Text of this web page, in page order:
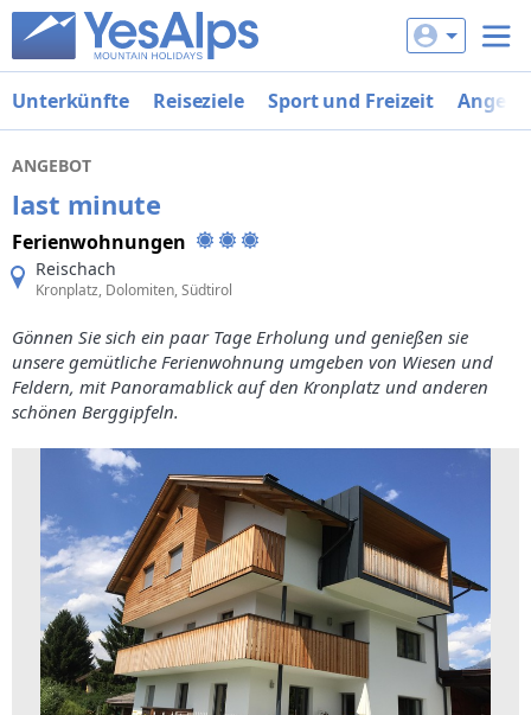
Unterkünfte Reiseziele Sport und Freizeit
ANGEBOT
last minute
Ferienwohnungen
Reischach
Kronplatz, Dolomiten, Südtirol
Gönnen Sie sich ein paar Tage Erholung und genießen sie
unsere gemütliche Ferienwohnung umgeben von Wiesen und
Feldern, mit Panoramablick auf den Kronplatz und anderen
schönen Berggipfeln.